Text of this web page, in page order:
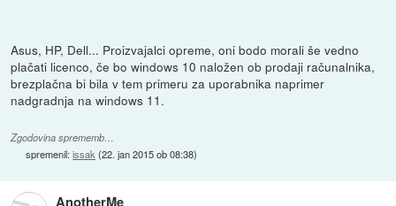
Asus, HP, Dell... Proizvajalci opreme, oni bodo morali še vedno
plačati licenco, če bo windows 10 naložen ob prodaji računalnika,
brezplačna bi bila v tem primeru za uporabnika naprimer
nadgradnja na windows 11.
Zgodovina sprememb…
spremenil:issak (22. jan 2015 ob 08:38)
AnotherMe